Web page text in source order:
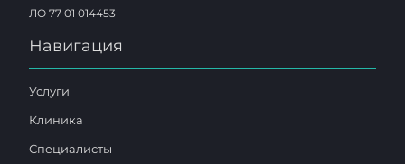
ЛО 77 01 014453
Навигация
Услуги
Клиника
Специалисты